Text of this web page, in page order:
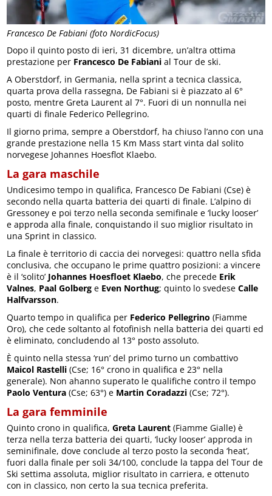
Francesco De Fabiani (foto NordicFocus)
Dopo il quinto posto di ieri, 31 dicembre, un’altra ottima
prestazione per Francesco De Fabiani al Tour de ski.
A Oberstdorf, in Germania, nella sprint a tecnica classica,
quarta prova della rassegna, De Fabiani si è piazzato al 6°
posto, mentre Greta Laurent al 7°. Fuori di un nonnulla nei
quarti di finale Federico Pellegrino.
Il giorno prima, sempre a Oberstdorf, ha chiuso l’anno con una
grande prestazione nella 15 Km Mass start vinta dal solito
norvegese Johannes Hoesflot Klaebo.
La gara maschile
Undicesimo tempo in qualifica, Francesco De Fabiani (Cse) è
secondo nella quarta batteria dei quarti di finale. L’alpino di
Gressoney e poi terzo nella seconda semifinale e ‘lucky looser’
e approda alla finale, conquistando il suo miglior risultato in
una Sprint in classico.
La finale è territorio di caccia dei norvegesi: quattro nella sfida
conclusiva, che occupano le prime quattro posizioni: a vincere
è il ‘solito’ Johannes Hoesfloet Klaebo, che precede Erik
Valnes, Paal Golberg e Even Northug; quinto lo svedeseCalle
Halfvarsson.
Quarto tempo in qualifica per Federico Pellegrino (Fiamme
Oro), che cede soltanto al fotofinish nella batteria dei quarti ed
è eliminato, concludendo al 13° posto assoluto.
È quinto nella stessa ‘run’ del primo turno un combattivo
Maicol Rastelli (Cse; 16° crono in qualifica e 23° nella
generale). Non ahanno superato le qualifiche contro il tempo
Paolo Ventura (Cse; 63°) e Martin Coradazzi (Cse; 72°).
La gara femminile
Quinto crono in qualifica,Greta Laurent (Fiamme Gialle) è
terza nella terza batteria dei quarti, ‘lucky looser’ approda in
seminifinale, dove conclude al terzo posto la seconda ‘heat’,
fuori dalla finale per soli 34/100, conclude la tappa del Tour de
Ski settima assoluta, miglior risultato in carriera, e ottenuto
con in classico, non certo la sua tecnica preferita.